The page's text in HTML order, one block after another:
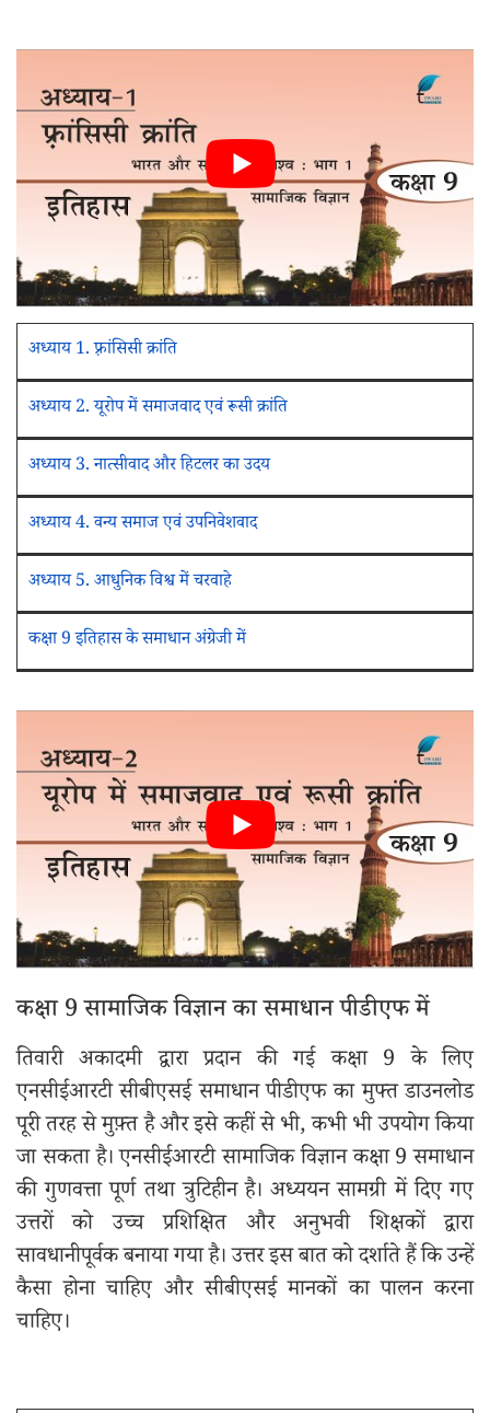
अध्याय 1. फ़्रांसिसी क्रांति
अध्याय 2. यूरोप में समाजवाद एवं रूसी क्रांति
अध्याय 3. नात्सीवाद और हिटलर का उदय
अध्याय 4. वन्य समाज एवं उपनिवेशवाद
अध्याय 5. आधुनिक विश्व में चरवाहे
कक्षा 9 इतिहास के समाधान अंग्रेजी में
कक्षा 9 सामाजिक विज्ञान का समाधान पीडीएफ में
तिवारी अकादमी द्वारा प्रदान की गई कक्षा 9 के लिए
एनसीईआरटी सीबीएसई समाधान पीडीएफ का मुफ्त डाउनलोड
पूरी तरह से मुफ़्त है और इसे कहीं से भी, कभी भी उपयोग किया
जा सकता है। एनसीईआरटी सामाजिक विज्ञान कक्षा 9 समाधान
की गुणवत्ता पूर्ण तथा त्रुटिहीन है। अध्ययन सामग्री में दिए गए
उत्तरों को उच्च प्रशिक्षित और अनुभवी शिक्षकों द्वारा
सावधानीपूर्वक बनाया गया है। उत्तर इस बात को दर्शाते हैं कि उन्हें
कैसा होना चाहिए और सीबीएसई मानकों का पालन करना
चाहिए।